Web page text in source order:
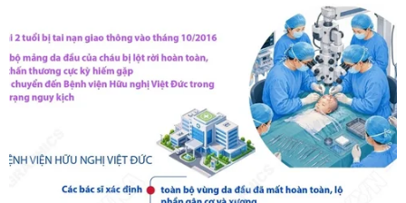
Nhật Bản: Nội các thông qua chính
sách giảm thuế tiêu thụ thực phẩm
05/08/2026 15:30